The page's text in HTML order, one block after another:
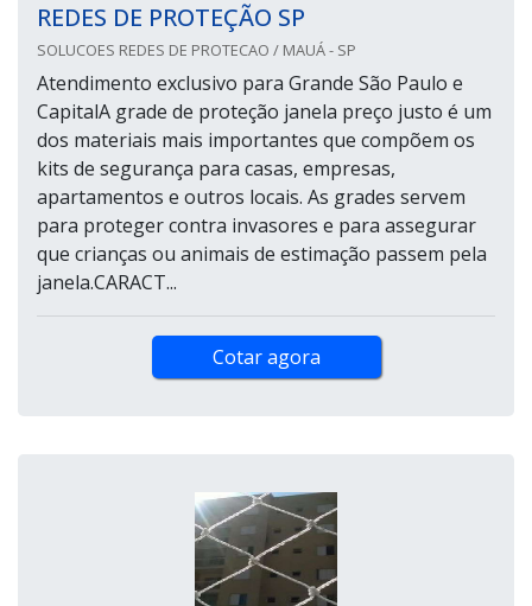
REDES DE PROTEÇÃO SP
SOLUCOES REDES DE PROTECAO / MAUÁ - SP
Atendimento exclusivo para Grande São Paulo e
CapitalA grade de proteção janela preço justo é um
dos materiais mais importantes que compõem os
kits de segurança para casas, empresas,
apartamentos e outros locais. As grades servem
para proteger contra invasores e para assegurar
que crianças ou animais de estimação passem pela
janela.CARACT...
Cotar agora